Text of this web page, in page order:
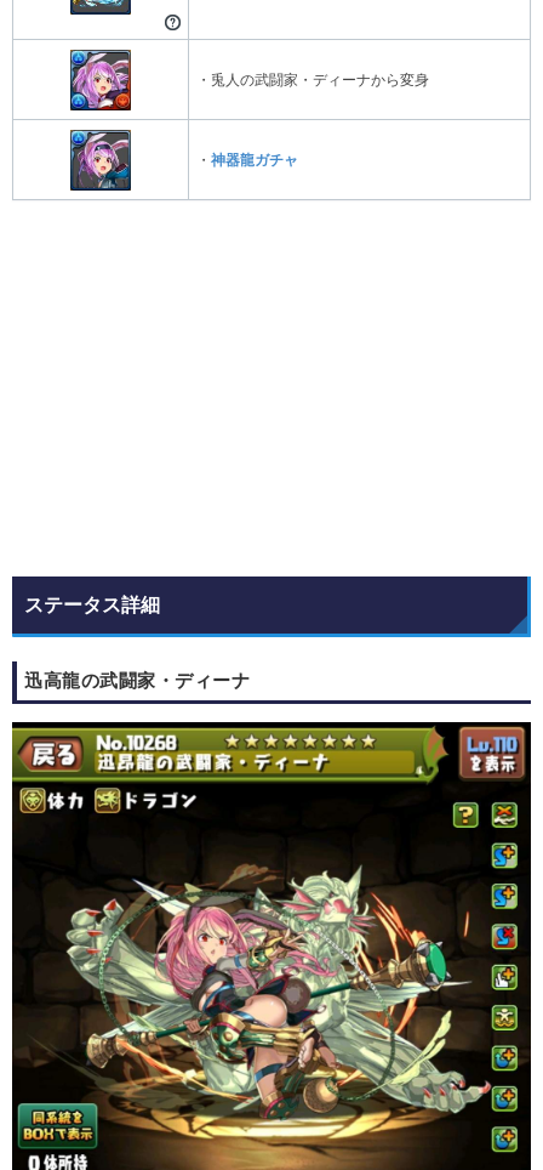
・兎人の武闘家・ディーナから変身
・ 神器龍ガチャ
ステータス詳細
迅高龍の武闘家・ディーナ